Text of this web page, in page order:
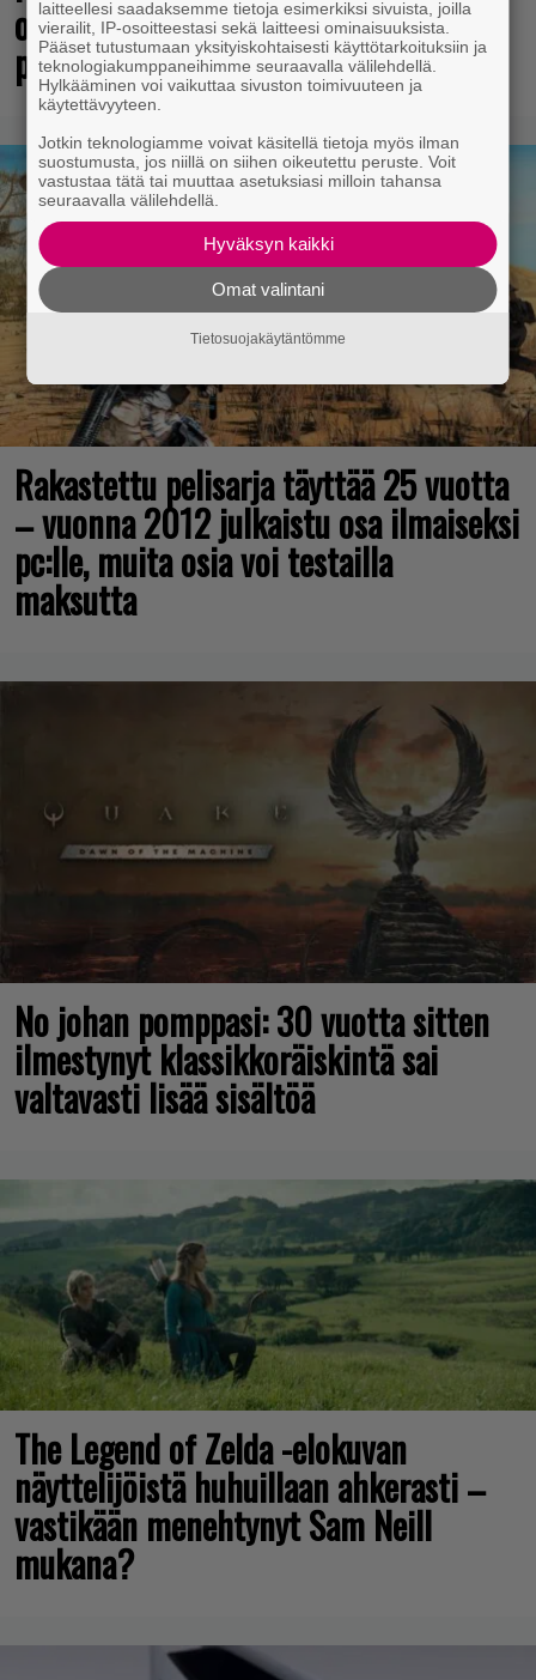
odottajat: Netflixiin tulee pian
pakollista nähtävää
Rakastettu pelisarja täyttää 25 vuotta
– vuonna 2012 julkaistu osa ilmaiseksi
pc:lle, muita osia voi testailla
maksutta
No johan pomppasi: 30 vuotta sitten
ilmestynyt klassikkoräiskintä sai
valtavasti lisää sisältöä
The Legend of Zelda -elokuvan
näyttelijöistä huhuillaan ahkerasti –
vastikään menehtynyt Sam Neill
mukana?
laitteellesi saadaksemme tietoja esimerkiksi sivuista, joilla
vierailit, IP-osoitteestasi sekä laitteesi ominaisuuksista.
Pääset tutustumaan yksityiskohtaisesti käyttötarkoituksiin ja
teknologiakumppaneihimme seuraavalla välilehdellä.
Hylkääminen voi vaikuttaa sivuston toimivuuteen ja
käytettävyyteen.
Jotkin teknologiamme voivat käsitellä tietoja myös ilman
suostumusta, jos niillä on siihen oikeutettu peruste. Voit
vastustaa tätä tai muuttaa asetuksiasi milloin tahansa
seuraavalla välilehdellä.
Hyväksyn kaikki
Omat valintani
Tietosuojakäytäntömme